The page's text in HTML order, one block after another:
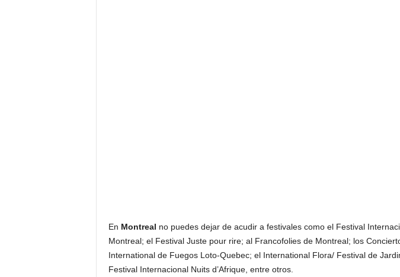
En Montreal no puedes dejar de acudir a festivales como el Festival
Montreal; el Festival Juste pour rire; al Francofolies de Montreal; los
International de Fuegos Loto-Quebec; el International Flora/ Festival de
Festival Internacional Nuits d’Afrique, entre otros.